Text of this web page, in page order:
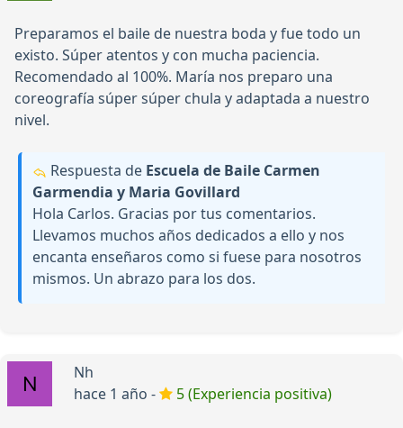
Preparamos el baile de nuestra boda y fue todo un
existo. Súper atentos y con mucha paciencia.
Recomendado al 100%. María nos preparo una
coreografía súper súper chula y adaptada a nuestro
nivel.
Respuesta de Escuela de Baile Carmen
Garmendia y Maria Govillard
Hola Carlos. Gracias por tus comentarios.
Llevamos muchos años dedicados a ello y nos
encanta enseñaros como si fuese para nosotros
mismos. Un abrazo para los dos.
Nh
hace 1 año -
5 (Experiencia positiva)